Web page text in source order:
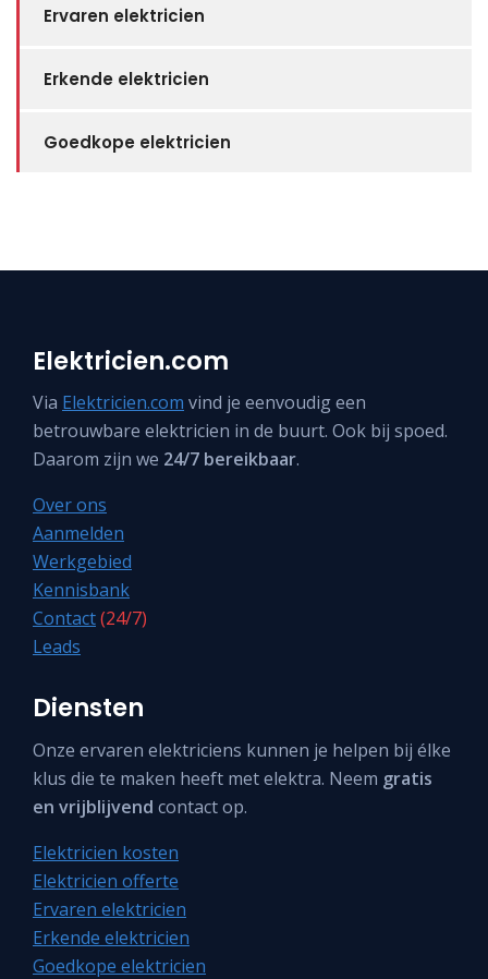
Ervaren elektricien
Erkende elektricien
Goedkope elektricien
Elektricien.com
Via Elektricien.com vind je eenvoudig een
betrouwbare elektricien in de buurt. Ook bij spoed.
Daarom zijn we 24/7 bereikbaar.
Over ons
Aanmelden
Werkgebied
Kennisbank
Contact(24/7)
Leads
Diensten
Onze ervaren elektriciens kunnen je helpen bij élke
klus die te maken heeft met elektra. Neem gratis
en vrijblijvend contact op.
Elektricien kosten
Elektricien offerte
Ervaren elektricien
Erkende elektricien
Goedkope elektricien